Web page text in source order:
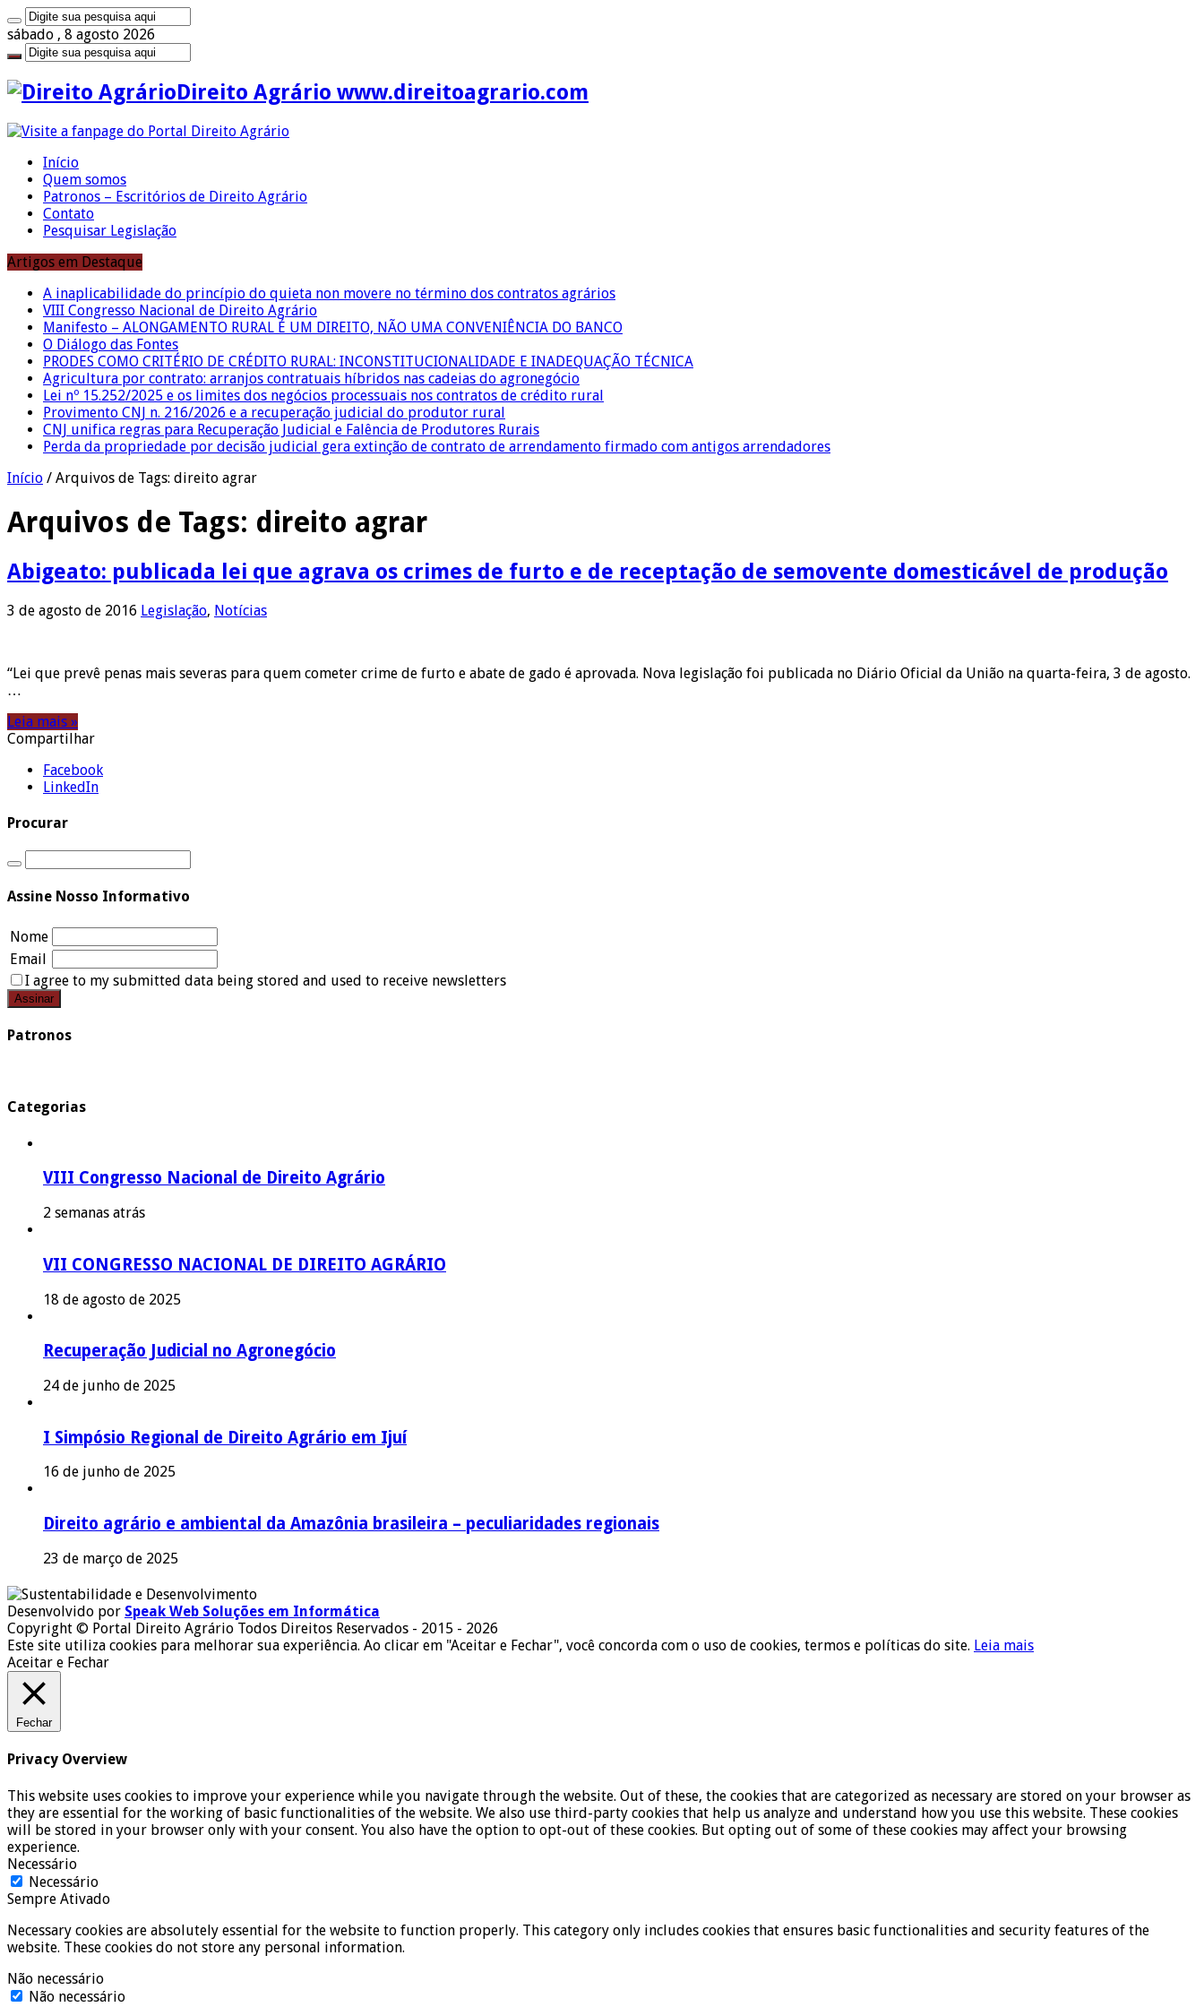
sábado , 8 agosto 2026
Direito Agrário www.direitoagrario.com
Início
Quem somos
Patronos – Escritórios de Direito Agrário
Contato
Pesquisar Legislação
Artigos em Destaque
A inaplicabilidade do princípio do quieta non movere no término dos contratos agrários
VIII Congresso Nacional de Direito Agrário
Manifesto – ALONGAMENTO RURAL É UM DIREITO, NÃO UMA CONVENIÊNCIA DO BANCO
O Diálogo das Fontes
PRODES COMO CRITÉRIO DE CRÉDITO RURAL: INCONSTITUCIONALIDADE E INADEQUAÇÃO TÉCNICA
Agricultura por contrato: arranjos contratuais híbridos nas cadeias do agronegócio
Lei nº 15.252/2025 e os limites dos negócios processuais nos contratos de crédito rural
Provimento CNJ n. 216/2026 e a recuperação judicial do produtor rural
CNJ unifica regras para Recuperação Judicial e Falência de Produtores Rurais
Perda da propriedade por decisão judicial gera extinção de contrato de arrendamento firmado com antigos arrendadores
Início / Arquivos de Tags: direito agrar
Arquivos de Tags: direito agrar
Abigeato: publicada lei que agrava os crimes de furto e de receptação de semovente domesticável de produção
3 de agosto de 2016 Legislação, Notícias
“Lei que prevê penas mais severas para quem cometer crime de furto e abate de gado é aprovada. Nova legislação foi publicada no Diário Oficial da União na quarta-feira, 3 de agosto.
…
Leia mais »
Compartilhar
Facebook
LinkedIn
Procurar
Assine Nosso Informativo
Nome
Email
I agree to my submitted data being stored and used to receive newsletters
Patronos
Categorias
VIII Congresso Nacional de Direito Agrário
2 semanas atrás
VII CONGRESSO NACIONAL DE DIREITO AGRÁRIO
18 de agosto de 2025
Recuperação Judicial no Agronegócio
24 de junho de 2025
I Simpósio Regional de Direito Agrário em Ijuí
16 de junho de 2025
Direito agrário e ambiental da Amazônia brasileira – peculiaridades regionais
23 de março de 2025
Desenvolvido por Speak Web Soluções em Informática
Copyright © Portal Direito Agrário Todos Direitos Reservados - 2015 - 2026
Este site utiliza cookies para melhorar sua experiência. Ao clicar em "Aceitar e Fechar", você concorda com o uso de cookies, termos e políticas do site. Leia mais
Aceitar e Fechar
Fechar
Privacy Overview
This website uses cookies to improve your experience while you navigate through the website. Out of these, the cookies that are categorized as necessary are stored on your browser as
they are essential for the working of basic functionalities of the website. We also use third-party cookies that help us analyze and understand how you use this website. These cookies
will be stored in your browser only with your consent. You also have the option to opt-out of these cookies. But opting out of some of these cookies may affect your browsing
experience.
Necessário
Necessário
Sempre Ativado
Necessary cookies are absolutely essential for the website to function properly. This category only includes cookies that ensures basic functionalities and security features of the
website. These cookies do not store any personal information.
Não necessário
Não necessário